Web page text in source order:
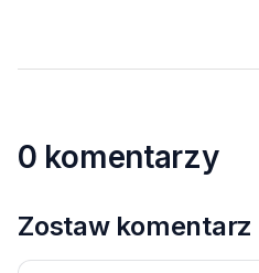
0 komentarzy
Zostaw komentarz